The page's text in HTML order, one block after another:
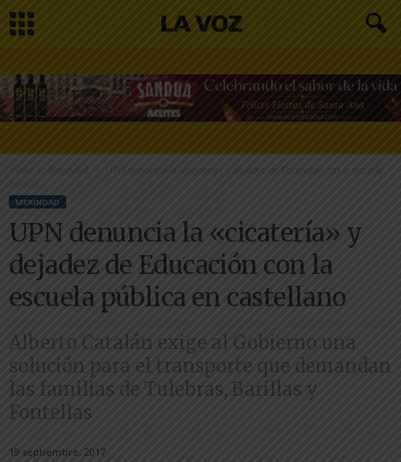
Inicio
UPN denuncia la «cicatería» y dejadez de Educación con la escuela
MERINDAD
UPN denuncia la «cicatería» y
dejadez de Educación con la
escuela pública en castellano
Alberto Catalán exige al Gobierno una
solución para el transporte que demandan
las familias de Tulebras, Barillas y
Fontellas
19 septiembre, 2017